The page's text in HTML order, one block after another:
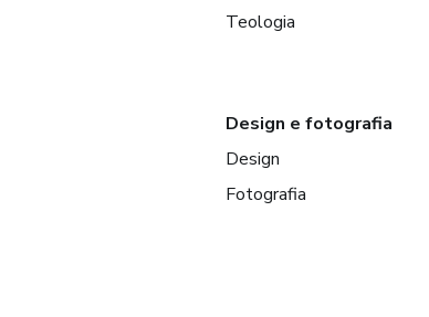
Teologia
Design e fotografia
Design
Fotografia